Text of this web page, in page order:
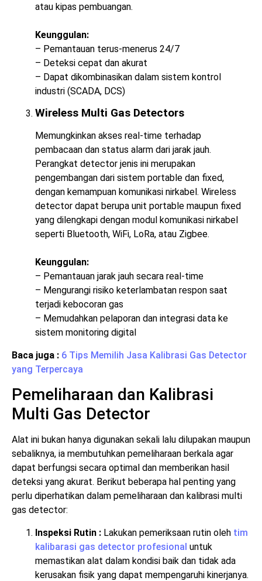
atau kipas pembuangan.
Keunggulan:
– Pemantauan terus-menerus 24/7
– Deteksi cepat dan akurat
– Dapat dikombinasikan dalam sistem kontrol
industri (SCADA, DCS)
Wireless Multi Gas Detectors
Memungkinkan akses real-time terhadap
pembacaan dan status alarm dari jarak jauh.
Perangkat detector jenis ini merupakan
pengembangan dari sistem portable dan fixed,
dengan kemampuan komunikasi nirkabel. Wireless
detector dapat berupa unit portable maupun fixed
yang dilengkapi dengan modul komunikasi nirkabel
seperti Bluetooth, WiFi, LoRa, atau Zigbee.
Keunggulan:
– Pemantauan jarak jauh secara real-time
– Mengurangi risiko keterlambatan respon saat
terjadi kebocoran gas
– Memudahkan pelaporan dan integrasi data ke
sistem monitoring digital
Baca juga : 6 Tips Memilih Jasa Kalibrasi Gas Detector
yang Terpercaya
Pemeliharaan dan Kalibrasi
Multi Gas Detector
Alat ini bukan hanya digunakan sekali lalu dilupakan maupun
sebaliknya, ia membutuhkan pemeliharaan berkala agar
dapat berfungsi secara optimal dan memberikan hasil
deteksi yang akurat. Berikut beberapa hal penting yang
perlu diperhatikan dalam pemeliharaan dan kalibrasi multi
gas detector:
Inspeksi Rutin : Lakukan pemeriksaan rutin oleh tim
kalibarasi gas detector profesional untuk
memastikan alat dalam kondisi baik dan tidak ada
kerusakan fisik yang dapat mempengaruhi kinerjanya.